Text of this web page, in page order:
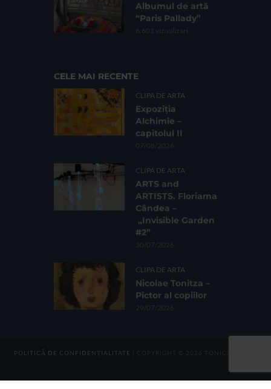
Albumul de artă
“Paris Pallady”
6.601 vizualizari
CELE MAI RECENTE
CLIPA DE ARTA
Expoziția
Alchimie –
capitolul II
07/08/2026
CLIPA DE ARTA
ARTS and
ARTISTS. Floriama
Cândea –
„Invisible Garden
#2”
30/07/2026
CLIPA DE ARTA
Nicolae Tonitza –
Pictor al copiilor
29/07/2026
POLITICĂ DE CONFIDENȚIALITATE | COPYRIGHT © 2026 TONICA GROUP